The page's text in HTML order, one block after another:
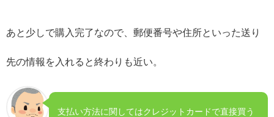
あと少しで購入完了なので、郵便番号や住所といった送り
先の情報を入れると終わりも近い。
支払い方法に関してはクレジットカードで直接買う